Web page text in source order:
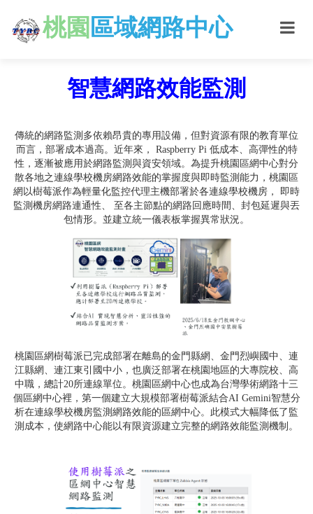
桃園 區域網路中心
智慧網路效能監測
傳統的網路監測多依賴昂貴的專用設備，但對資源有限的教育單位
而言，部署成本過高。近年來， Raspberry Pi 低成本、高彈性的特
性，逐漸被應用於網路監測與資安領域。為提升桃園區網中心對分
散各地之連線學校機房網路效能的掌握度與即時監測能力，桃園區
網以樹莓派作為輕量化監控代理主機部署於各連線學校機房， 即時
監測機房網路連通性、 至各主節點的網路回應時間、封包延遲與丟
包情形。並建立統一儀表板掌握異常狀況。
桃園區網樹莓派已完成部署在離島的金門縣網、金門烈嶼國中、連
江縣網、連江東引國中小，也廣泛部署在桃園地區的大專院校、高
中職，總計20所連線單位。桃園區網中心也成為台灣學術網路十三
個區網中心裡，第一個建立大規模部署樹莓派結合AI Gemini智慧分
析在連線學校機房監測網路效能的區網中心。此模式大幅降低了監
測成本，使網路中心能以有限資源建立完整的網路效能監測機制。